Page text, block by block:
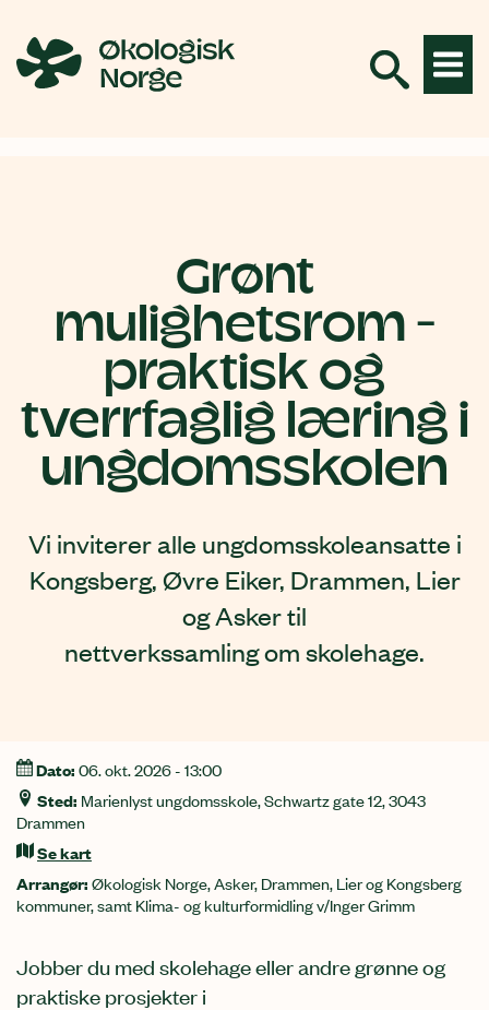
innhold
Grønt
mulighetsrom -
praktisk og
tverrfaglig læring i
ungdomsskolen
Vi inviterer alle ungdomsskoleansatte i
Kongsberg, Øvre Eiker, Drammen, Lier
og Asker til
nettverkssamling om skolehage.
Informasjon
Dato:06. okt. 2026 - 13:00
Sted: Marienlyst ungdomsskole, Schwartz gate 12, 3043
Drammen
Se kart
Arrangør:Økologisk Norge, Asker, Drammen, Lier og Kongsberg
kommuner, samt Klima- og kulturformidling v/Inger Grimm
Jobber du med skolehage eller andre grønne og
praktiske prosjekter i